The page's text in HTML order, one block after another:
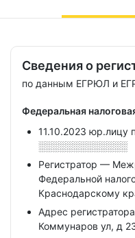
Сведения о
по данным ЕГРЮЛ и
Федеральная
11.10.2023 юр.лицу
░░░░░░░░░░░░░
Регистратор —
Федеральной
Краснодарскому
Адрес
Коммунаров ул, д